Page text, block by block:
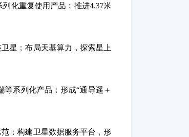
化重复使用产品；推进4.37米
星；布局天基算力，探索星上
系列化产品；形成“通导遥＋
；构建卫星数据服务平台，形